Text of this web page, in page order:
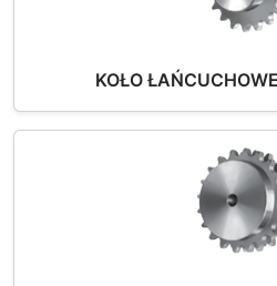
KOŁO